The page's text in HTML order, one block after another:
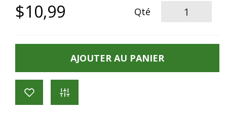
$10,99 Qté
AJOUTER AU PANIER